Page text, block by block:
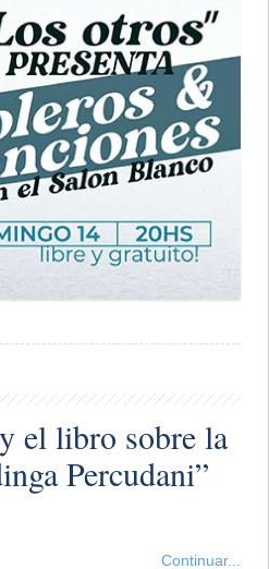
el libro sobre la
Percudani”
Continuar...